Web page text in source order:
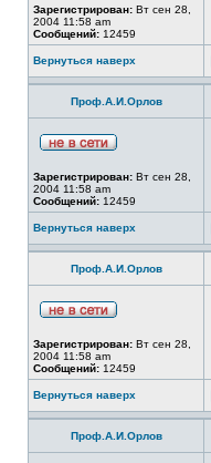
Зарегистрирован: Вт сен 28,
2004 11:58 am
Сообщений: 12459
Вернуться наверх
Проф.А.И.Орлов
Зарегистрирован: Вт сен 28,
2004 11:58 am
Сообщений: 12459
Вернуться наверх
Проф.А.И.Орлов
Зарегистрирован: Вт сен 28,
2004 11:58 am
Сообщений: 12459
Вернуться наверх
Проф.А.И.Орлов